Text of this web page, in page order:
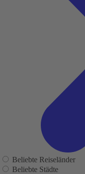
Beliebte Reiseländer
Beliebte Städte